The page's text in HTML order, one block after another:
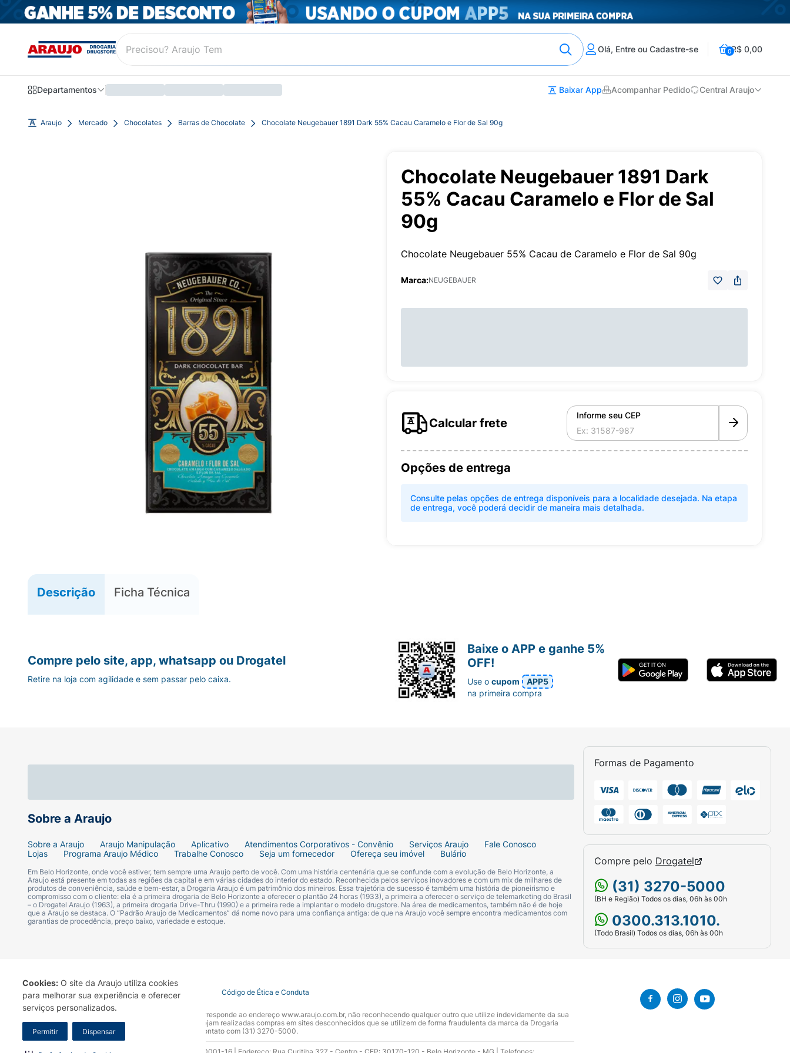
Cookies: O site da Araujo utiliza cookies
para melhorar sua experiência e oferecer
serviços personalizados.
Permitir Dispensar
Olá, Entre ou Cadastre-se 0R$ 0,00
Departamentos Baixar App Acompanhar Pedido Central Araujo
Araujo Mercado Chocolates Barras de Chocolate Chocolate Neugebauer 1891 Dark 55% Cacau Caramelo e Flor de Sal 90g
Chocolate Neugebauer 1891 Dark
55% Cacau Caramelo e Flor de Sal
90g
Chocolate Neugebauer 55% Cacau de Caramelo e Flor de Sal 90g
Marca:NEUGEBAUER
Calcular frete
Informe seu CEP
Opções de entrega
Consulte pelas opções de entrega disponíveis para a localidade desejada. Na etapa
de entrega, você poderá decidir de maneira mais detalhada.
Descrição Ficha Técnica
Sobre a Araujo
Sobre a Araujo Araujo Manipulação Aplicativo Atendimentos Corporativos - Convênio Serviços Araujo
Fale Conosco
Lojas
Programa Araujo Médico Trabalhe Conosco Seja um fornecedor Ofereça seu imóvel Bulário
Em Belo Horizonte, onde você estiver, tem sempre uma Araujo perto de você. Com uma história centenária que se confunde com a evolução de Belo Horizonte, a
Araujo está presente em todas as regiões da capital e em várias cidades do interior do estado. Reconhecida pelos serviços inovadores e com um mix de milhares de
produtos de conveniência, saúde e bem-estar, a Drogaria Araujo é um patrimônio dos mineiros. Essa trajetória de sucesso é também uma história de pioneirismo e
compromisso com o cliente: ela é a primeira drogaria de Belo Horizonte a oferecer o plantão 24 horas (1933), a primeira a oferecer o serviço de telemarketing do Brasil
– o Drogatel Araujo (1963), a primeira drogaria Drive-Thru (1990) e a primeira rede a implantar o modelo drugstore. Na área de medicamentos, também não é de hoje
que a Araujo se destaca. O “Padrão Araujo de Medicamentos” dá nome novo para uma confiança antiga: de que na Araujo você sempre encontra medicamentos com
garantias de procedência, preço baixo, variedade e estoque.
Formas de Pagamento
Compre pelo Drogatel
(31) 3270-5000
(BH e Região) Todos os dias, 06h às 00h
0300.313.1010.
(Todo Brasil) Todos os dias, 06h às 00h
Compre pelo site, app, whatsapp ou Drogatel
Retire na loja com agilidade e sem passar pelo caixa.
Baixe o APP e ganhe 5%
OFF!
Use ocupom
APP5
na primeira compra
Termo de Uso Portal da Privacidade Covid-19 Código de Ética e Conduta
A Drogaria Araujo S/A informa que o seu site oficial corresponde ao endereço www.araujo.com.br, não reconhecendo qualquer outro que utilize indevidamente da sua
marca. Para sua segurança recomendamos que não sejam realizadas compras em sites desconhecidos que se utilizem de forma fraudulenta da marca da Drogaria
Araujo S.A. Em caso de dúvidas, gentileza entrar em contato com (31) 3270-5000.